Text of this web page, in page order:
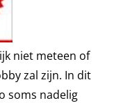
niet meteen of
zal zijn. In dit
soms nadelig